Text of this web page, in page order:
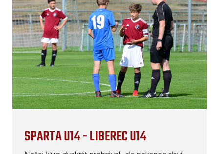
SPARTA U14 - LIBEREC U14